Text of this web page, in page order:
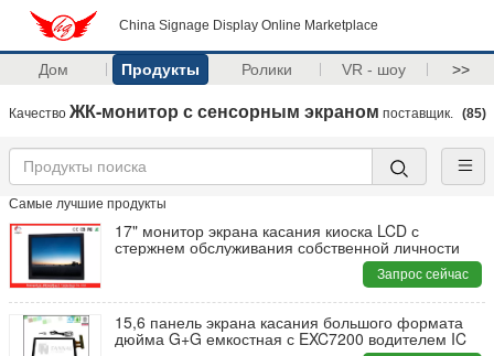
China Signage Display Online Marketplace
Дом Продукты Ролики VR - шоу >>
Качество ЖК-монитор с сенсорным экраном поставщик. (85)
Самые лучшие продукты
17" монитор экрана касания киоска LCD с
стержнем обслуживания собственной личности
Запрос сейчас
15,6 панель экрана касания большого формата
дюйма G+G емкостная с EXC7200 водителем IC